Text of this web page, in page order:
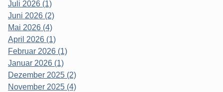
Juli 2026 (1)
Juni 2026 (2)
Mai 2026 (4)
April 2026 (1)
Februar 2026 (1)
Januar 2026 (1)
Dezember 2025 (2)
November 2025 (4)